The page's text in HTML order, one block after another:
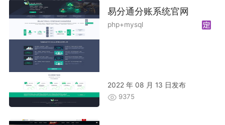
易分通分账系统官网
php+mysql
2022 年 08 月 13 日发布
9375